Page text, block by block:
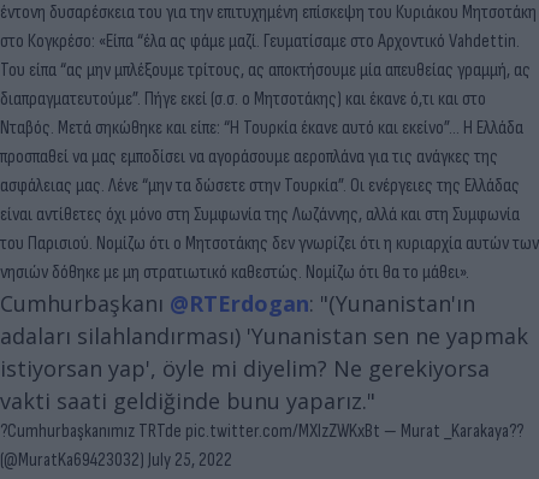
έντονη δυσαρέσκεια του για την επιτυχημένη επίσκεψη του Κυριάκου Μητσοτάκη
στο Κογκρέσο: «Είπα “έλα ας φάμε μαζί. Γευματίσαμε στο Αρχοντικό Vahdettin.
Του είπα “ας μην μπλέξουμε τρίτους, ας αποκτήσουμε μία απευθείας γραμμή, ας
διαπραγματευτούμε”. Πήγε εκεί (σ.σ. ο Μητσοτάκης) και έκανε ό,τι και στο
Νταβός. Μετά σηκώθηκε και είπε: “Η Τουρκία έκανε αυτό και εκείνο”… Η Ελλάδα
προσπαθεί να μας εμποδίσει να αγοράσουμε αεροπλάνα για τις ανάγκες της
ασφάλειας μας. Λένε “μην τα δώσετε στην Τουρκία”. Οι ενέργειες της Ελλάδας
είναι αντίθετες όχι μόνο στη Συμφωνία της Λωζάννης, αλλά και στη Συμφωνία
του Παρισιού. Νομίζω ότι ο Μητσοτάκης δεν γνωρίζει ότι η κυριαρχία αυτών των
νησιών δόθηκε με μη στρατιωτικό καθεστώς. Νομίζω ότι θα το μάθει».
Cumhurbaşkanı @RTErdogan: "(Yunanistan'ın
adaları silahlandırması) 'Yunanistan sen ne yapmak
istiyorsan yap', öyle mi diyelim? Ne gerekiyorsa
vakti saati geldiğinde bunu yaparız."
?Cumhurbaşkanımız TRTde pic.twitter.com/MXIzZWKxBt — Murat _Karakaya??
(@MuratKa69423032) July 25, 2022